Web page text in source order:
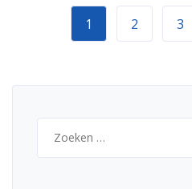
1 2 3
naar: